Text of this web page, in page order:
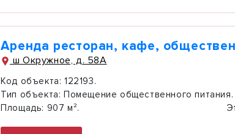
Аренда ресторан, кафе,
ш Окружное, д. 58А
Код объекта: 122193.
Тип объекта: Помещение общественного питания.
Площадь: 907 м².